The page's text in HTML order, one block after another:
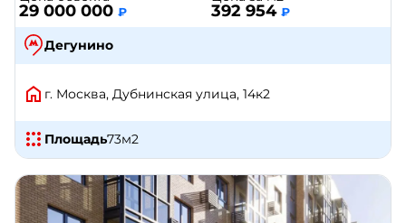
29 000 000 ₽ 392 954 ₽
Дегунино
г. Москва, Дубнинская улица, 14к2
Площадь73м2